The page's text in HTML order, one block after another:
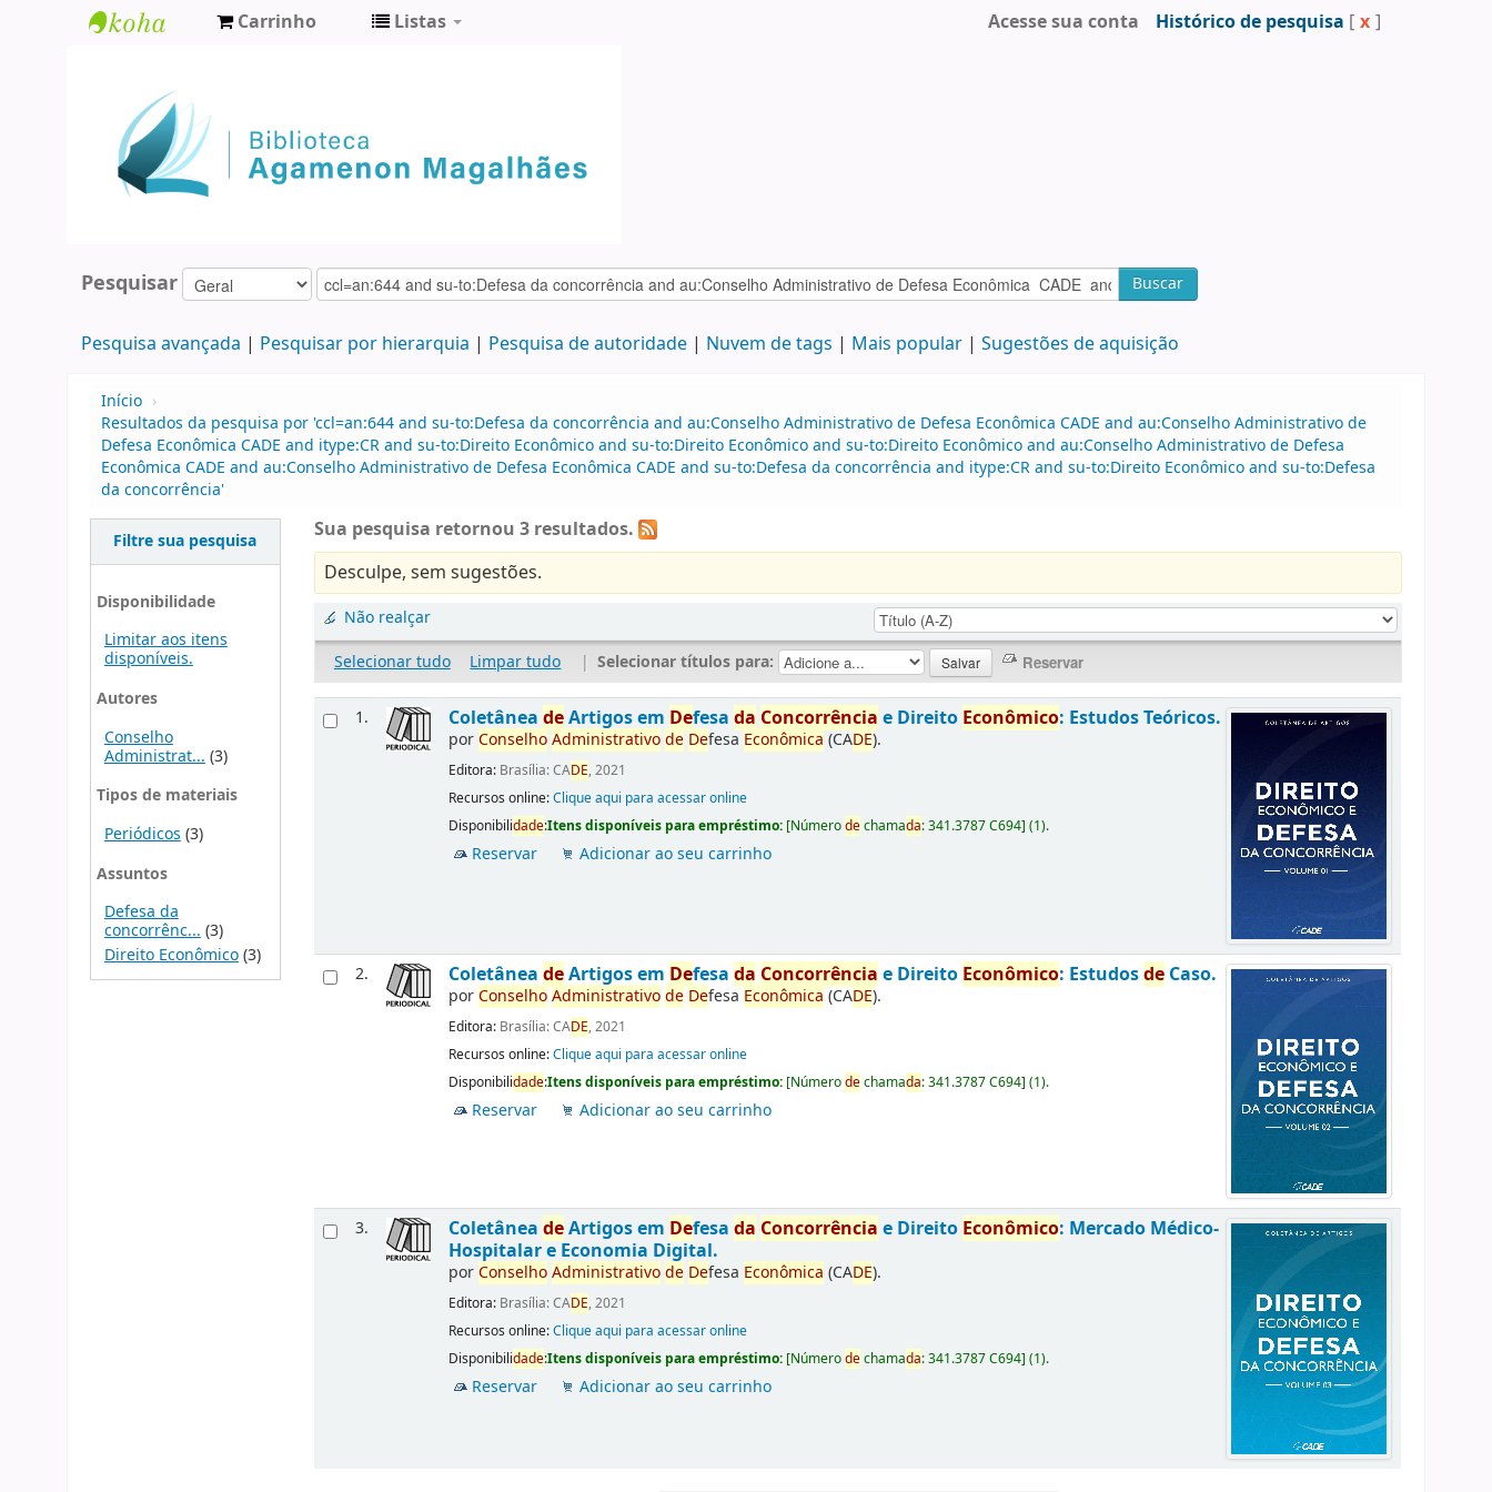
Agamenon
Magalhães
Carrinho Listas Acesse sua conta Histórico de pesquisa [ x ]
Pesquisar Buscar
Pesquisa avançada Pesquisar por hierarquia Pesquisa de autoridade Nuvem de tags Mais popular Sugestões de aquisição
Início ›
Resultados da pesquisa por 'ccl=an:644 and su-to:Defesa da concorrência and au:Conselho Administrativo de Defesa Econômica CADE and au:Conselho Administrativo de
Defesa Econômica CADE and itype:CR and su-to:Direito Econômico and su-to:Direito Econômico and su-to:Direito Econômico and au:Conselho Administrativo de Defesa
Econômica CADE and au:Conselho Administrativo de Defesa Econômica CADE and su-to:Defesa da concorrência and itype:CR and su-to:Direito Econômico and su-to:Defesa
da concorrência'
Filtre sua pesquisa
Disponibilidade
Limitar aos itens
disponíveis.
Autores
Conselho
Administrat... (3)
Tipos de materiais
Periódicos (3)
Assuntos
Defesa da
concorrênc...(3)
Direito Econômico(3)
Sua pesquisa retornou 3 resultados.
Desculpe, sem sugestões.
Não realçar
Selecionar tudo
Limpar tudo | Selecionar títulos para:
1. ColetâneadeArtigos em Defesada Concorrência e Direito Econômico: Estudos Teóricos.
porConselhoAdministrativode Defesa Econômica (CADE).
Editora: Brasília: CADE, 2021
Recursos online:Clique aqui para acessar online
Disponibilidade:Itens disponíveis para empréstimo: [Númerodechamada:341.3787 C694](1).
Reservar Adicionar ao seu carrinho
2. ColetâneadeArtigos em Defesada Concorrência e Direito Econômico: Estudosde Caso.
porConselhoAdministrativode Defesa Econômica (CADE).
Editora: Brasília: CADE, 2021
Recursos online:Clique aqui para acessar online
Disponibilidade:Itens disponíveis para empréstimo: [Númerodechamada:341.3787 C694](1).
Reservar Adicionar ao seu carrinho
3. ColetâneadeArtigos em Defesada Concorrência e Direito Econômico: Mercado Médico-
Hospitalar e Economia Digital.
porConselhoAdministrativode Defesa Econômica (CADE).
Editora: Brasília: CADE, 2021
Recursos online:Clique aqui para acessar online
Disponibilidade:Itens disponíveis para empréstimo: [Númerodechamada:341.3787 C694](1).
Reservar Adicionar ao seu carrinho